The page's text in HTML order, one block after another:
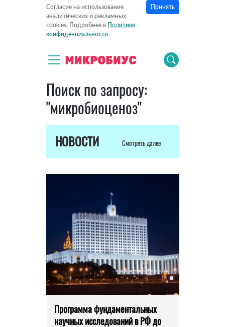
Согласие на использование
аналитических и рекламных
cookies. Подробнее в Политике
конфиденциальности
Принять
Поиск по запросу:
"микробиоценоз"
НОВОСТИ Смотреть далее
Программа фундаментальных
научных исследований в РФ до